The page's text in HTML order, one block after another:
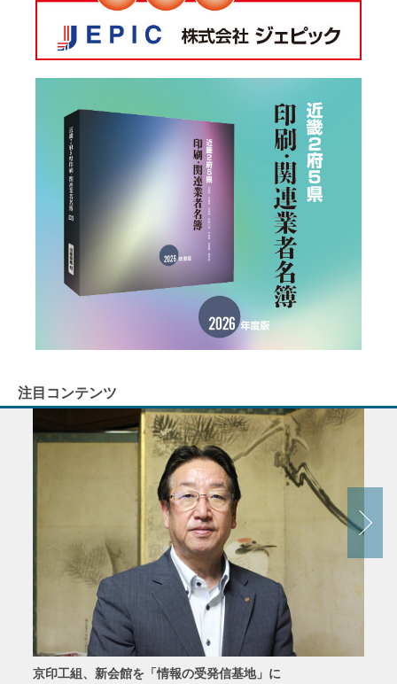
注目コンテンツ
京印工組、新会館を「情報の受発信基地」に